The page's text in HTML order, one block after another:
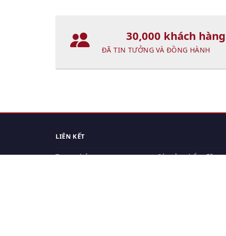
30,000 khách hàng
ĐÃ TIN TƯỞNG VÀ ĐỒNG HÀNH
LIÊN KẾT
Trang chủ
Các sản phẩm đã